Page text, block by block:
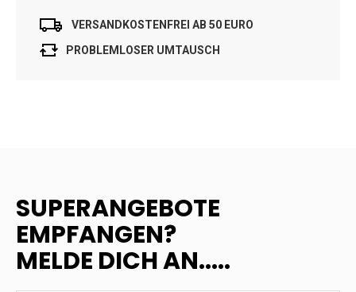
VERSANDKOSTENFREI AB 50 EURO
PROBLEMLOSER UMTAUSCH
SUPERANGEBOTE
EMPFANGEN?
MELDE DICH AN.....